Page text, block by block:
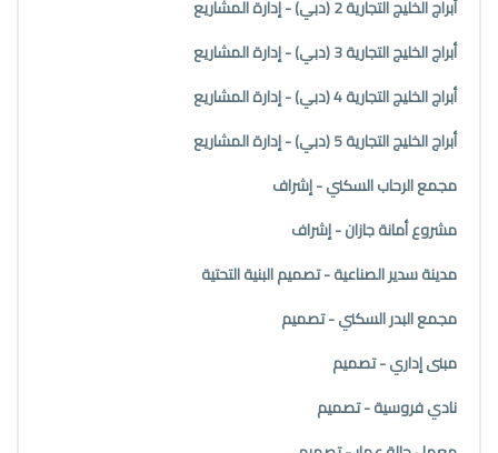
أبراج الخليج التجارية 2 (دبي) - إدارة المشاريع
أبراج الخليج التجارية 3 (دبي) - إدارة المشاريع
أبراج الخليج التجارية 4 (دبي) - إدارة المشاريع
أبراج الخليج التجارية 5 (دبي) - إدارة المشاريع
مجمع الرحاب السكني - إشراف
مشروع أمانة جازان - إشراف
مدينة سدير الصناعية - تصميم البنية التحتية
مجمع البدر السكني - تصميم
مبنى إداري - تصميم
نادي فروسية - تصميم